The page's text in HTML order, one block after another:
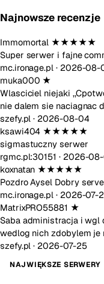
Najnowsze recenzje
Immomortal ★★★★★
Super serwer i fajne
mc.ironage.pl · 2026-08-
muka000 ★
Wlasciciel niejaki
nie dalem sie naciagnac
szefy.pl · 2026-08-04
ksawi404 ★★★★★
sigmastuczny serwer
rgmc.pl:30151 · 2026-
koxnatan ★★★★★
Pozdro Aysel Dobry
mc.ironage.pl · 2026-07-
MatrixPRO55881 ★
Saba administracja i
wedlog nich zdobylem
szefy.pl · 2026-07-25
NAJWIĘKSZE SERWERY